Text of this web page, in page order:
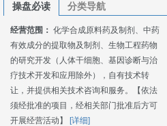
操盘必读 分类导航
经营范围： 化学合成原料药及制剂、中药
有效成分的提取物及制剂、生物工程药物
的研究开发（人体干细胞、基因诊断与治
疗技术开发和应用除外），自有技术转
让，并提供相关技术咨询和服务。【依法
须经批准的项目，经相关部门批准后方可
开展经营活动】
[详细]